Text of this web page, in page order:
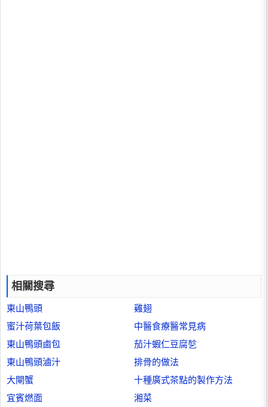
相關搜尋
東山鴨頭
雞翅
蜜汁荷葉包飯
中醫食療醫常見病
東山鴨頭鹵包
茄汁蝦仁豆腐乻
東山鴨頭滷汁
排骨的做法
大閘蟹
十種廣式茶點的製作方法
宜賓燃面
湘菜